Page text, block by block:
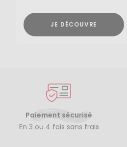
JE DÉCOUVRE
Paiement sécurisé
En 3 ou 4 fois sans frais